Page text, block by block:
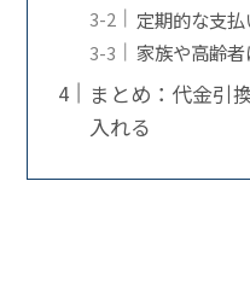
定期的な支
家族や高齢
まとめ：代金引
入れる